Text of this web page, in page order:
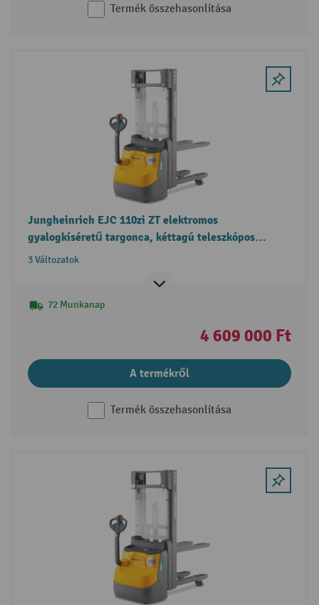
Termék összehasonlítása
Jungheinrich EJC 110zi ZT elektromos
gyalogkíséretű targonca, kéttagú teleszkópos
emelőoszlop, funkcióval két raklap együttes
3 Változatok
72 Munkanap
4 609 000 Ft
A termékről
Termék összehasonlítása